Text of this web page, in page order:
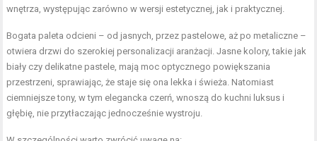
wnętrza, występując zarówno w wersji estetycznej, jak i praktycznej.
Bogata paleta odcieni – od jasnych, przez pastelowe, aż po metaliczne –
otwiera drzwi do szerokiej personalizacji aranżacji. Jasne kolory, takie jak
biały czy delikatne pastele, mają moc optycznego powiększania
przestrzeni, sprawiając, że staje się ona lekka i świeża. Natomiast
ciemniejsze tony, w tym elegancka czerń, wnoszą do kuchni luksus i
głębię, nie przytłaczając jednocześnie wystroju.